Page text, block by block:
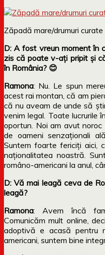
Zăpadă mare/drumuri curate
D: A fost vreun moment în
zis că poate v-ați pripit și
în România? 😊
Ramona: Nu. Le spun
acest rai montan, că am
că nu aveam de unde să
venim legal. Toate lucrurile
oportun. Noi am avut
de oameni senzaționali
Suntem foarte fericiți aici,
naționalitatea noastră.
româno-americani la anul,
D: Vă mai leagă ceva de
leagă?
Ramona: Avem încă
Comunicăm mult online,
adoptivă e acasă pentru
americani, suntem bine